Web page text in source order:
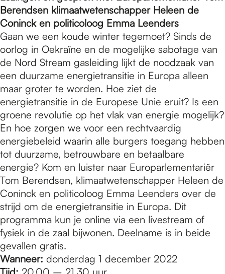
Berendsen klimaatwetenschapper Heleen de
Coninck en politicoloog Emma Leenders
Gaan we een koude winter tegemoet? Sinds de
oorlog in Oekraïne en de mogelijke sabotage van
de Nord Stream gasleiding lijkt de noodzaak van
een duurzame energietransitie in Europa alleen
maar groter te worden. Hoe ziet de
energietransitie in de Europese Unie eruit? Is een
groene revolutie op het vlak van energie mogelijk?
En hoe zorgen we voor een rechtvaardig
energiebeleid waarin alle burgers toegang hebben
tot duurzame, betrouwbare en betaalbare
energie? Kom en luister naar Europarlementariër
Tom Berendsen, klimaatwetenschapper Heleen de
Coninck en politicoloog Emma Leenders over de
strijd om de energietransitie in Europa. Dit
programma kun je online via een livestream of
fysiek in de zaal bijwonen. Deelname is in beide
gevallen gratis.
Wanneer: donderdag 1 december 2022